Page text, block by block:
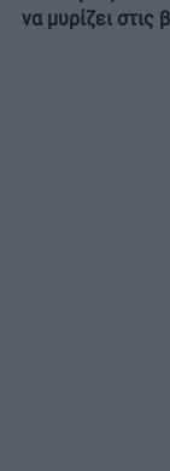
να μυρίζει στις